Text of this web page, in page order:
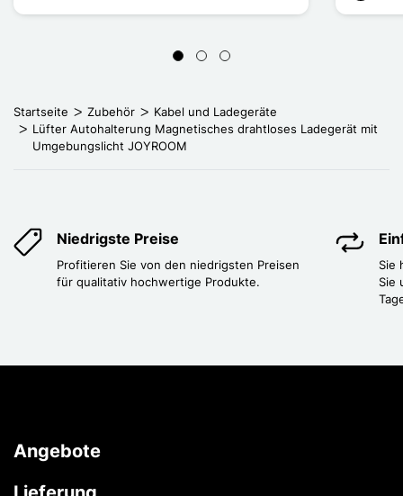
Startseite Zubehör
Kabel und Ladegeräte
Lüfter Autohalterung Magnetisches drahtloses Ladegerät mit
Umgebungslicht JOYROOM
Niedrigste Preise
Profitieren Sie von den niedrigsten Preisen
für qualitativ hochwertige Produkte.
Sie
Sie
Angebote